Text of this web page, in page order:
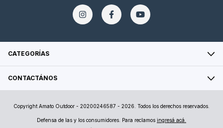
CATEGORÍAS
CONTACTÁNOS
Copyright Amato Outdoor - 20200246587 - 2026. Todos los derechos reservados.
Defensa de las y los consumidores. Para reclamos ingresá acá.